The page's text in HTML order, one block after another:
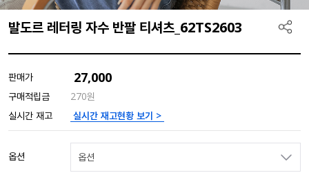
발도르 레터링 자수 반팔 티셔츠_62TS2603
판매가 27,000
구매적립금
270원
실시간 재고
실시간 재고현황 보기 >
옵션 옵션